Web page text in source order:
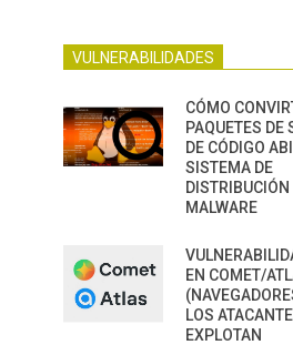
VULNERABILIDADES
CÓMO
PAQUETES DE
DE CÓDIGO
SISTEMA DE
DISTRIBUCIÓN
MALWARE
EN COMET/
LOS
EXPLOTAN